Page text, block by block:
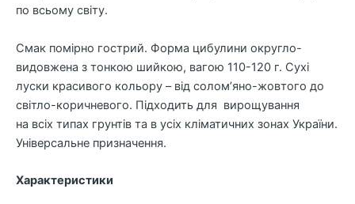
по всьому світу.
Смак помірно гострий. Форма цибулини округло-
видовжена з тонкою шийкою, вагою 110-120 г. Сухі
луски красивого кольору – від солом’яно-жовтого до
світло-коричневого. Підходить для вирощування
на всіх типах грунтів та в усіх кліматичних зонах України.
Універсальне призначення.
Характеристики